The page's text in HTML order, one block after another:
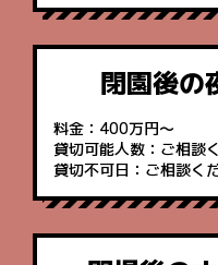
閉園後の
料金
400万円～
貸切可能人数
ご相談
貸切不可日
ご相談く